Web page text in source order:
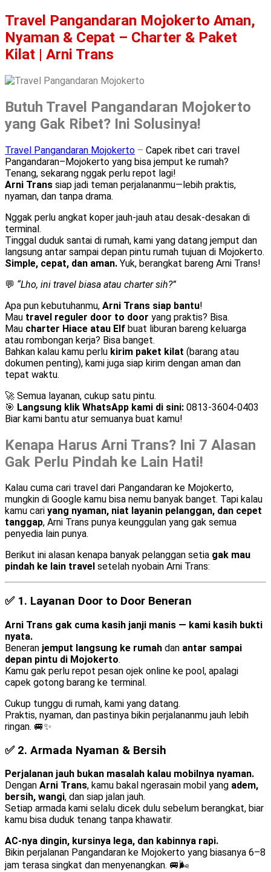
Travel Pangandaran Mojokerto Aman,
Nyaman & Cepat – Charter & Paket
Kilat | Arni Trans
Butuh Travel Pangandaran Mojokerto
yang Gak Ribet? Ini Solusinya!
Travel Pangandaran Mojokerto – Capek ribet cari travel
Pangandaran–Mojokerto yang bisa jemput ke rumah?
Tenang, sekarang nggak perlu repot lagi!
Arni Trans siap jadi teman perjalananmu—lebih praktis,
nyaman, dan tanpa drama.
Nggak perlu angkat koper jauh-jauh atau desak-desakan di
terminal.
Tinggal duduk santai di rumah, kami yang datang jemput dan
langsung antar sampai depan pintu rumah tujuan di Mojokerto.
Simple, cepat, dan aman. Yuk, berangkat bareng Arni Trans!
💬 “Lho, ini travel biasa atau charter sih?”
Apa pun kebutuhanmu, Arni Trans siap bantu!
Mau travel reguler door to door yang praktis? Bisa.
Mau charter Hiace atau Elf buat liburan bareng keluarga
atau rombongan kerja? Bisa banget.
Bahkan kalau kamu perlu kirim paket kilat (barang atau
dokumen penting), kami juga siap kirim dengan aman dan
tepat waktu.
🚀 Semua layanan, cukup satu pintu.
🎯 Langsung klik WhatsApp kami di sini: 0813-3604-0403
Biar kami bantu atur semuanya buat kamu!
Kenapa Harus Arni Trans? Ini 7 Alasan
Gak Perlu Pindah ke Lain Hati!
Kalau cuma cari travel dari Pangandaran ke Mojokerto,
mungkin di Google kamu bisa nemu banyak banget. Tapi kalau
kamu cari yang nyaman, niat layanin pelanggan, dan cepet
tanggap, Arni Trans punya keunggulan yang gak semua
penyedia lain punya.
Berikut ini alasan kenapa banyak pelanggan setia gak mau
pindah ke lain travel setelah nyobain Arni Trans:
✅ 1. Layanan Door to Door Beneran
Arni Trans gak cuma kasih janji manis — kami kasih bukti
nyata.
Beneran jemput langsung ke rumah dan antar sampai
depan pintu di Mojokerto.
Kamu gak perlu repot pesan ojek online ke pool, apalagi
capek gotong barang ke terminal.
Cukup tunggu di rumah, kami yang datang.
Praktis, nyaman, dan pastinya bikin perjalananmu jauh lebih
ringan. 🚐✨
✅ 2. Armada Nyaman & Bersih
Perjalanan jauh bukan masalah kalau mobilnya nyaman.
Dengan Arni Trans, kamu bakal ngerasain mobil yang adem,
bersih, wangi, dan siap jalan jauh.
Setiap armada kami selalu dicek dulu sebelum berangkat, biar
kamu bisa duduk tenang tanpa khawatir.
AC-nya dingin, kursinya lega, dan kabinnya rapi.
Bikin perjalanan Pangandaran ke Mojokerto yang biasanya 6–8
jam terasa singkat dan menyenangkan. 🚐🌬️